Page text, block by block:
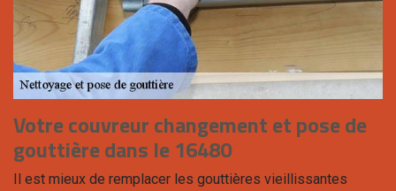
Votre couvreur changement et pose de
gouttière dans le 16480
Il est mieux de remplacer les gouttières vieillissantes